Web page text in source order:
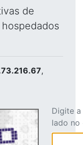
de
,
Digite
lado no